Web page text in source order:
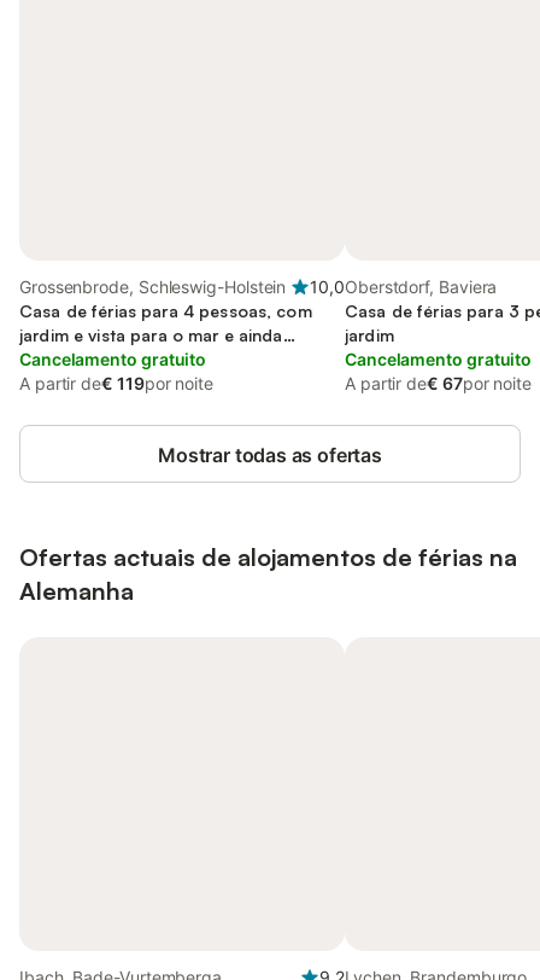
Grossenbrode, Schleswig-Holstein
10,0
Casa de férias para 4 pessoas, com
jardim e vista para o mar e ainda
terraço
Cancelamento gratuito
A partir de€ 119por noite
Oberstdorf, Baviera
Casa de férias para 3
jardim
Cancelamento gratuito
A partir de€ 67por noite
Mostrar todas as ofertas
Ofertas actuais de alojamentos de férias na
Alemanha